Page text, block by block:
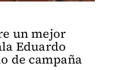
un mejor
Eduardo
de campaña